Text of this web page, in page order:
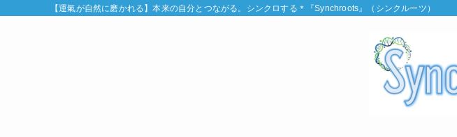
【運氣が自然に磨かれる】本来の自分とつながる。シンクロする＊『Synchroots』（シンクルーツ）